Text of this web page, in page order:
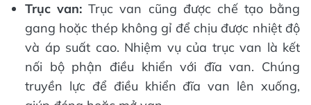
Trục van: Trục van cũng được chế tạo bằng
gang hoặc thép không gỉ để chịu được nhiệt độ
và áp suất cao. Nhiệm vụ của trục van là kết
nối bộ phận điều khiển với đĩa van. Chúng
truyền lực để điều khiển đĩa van lên xuống,